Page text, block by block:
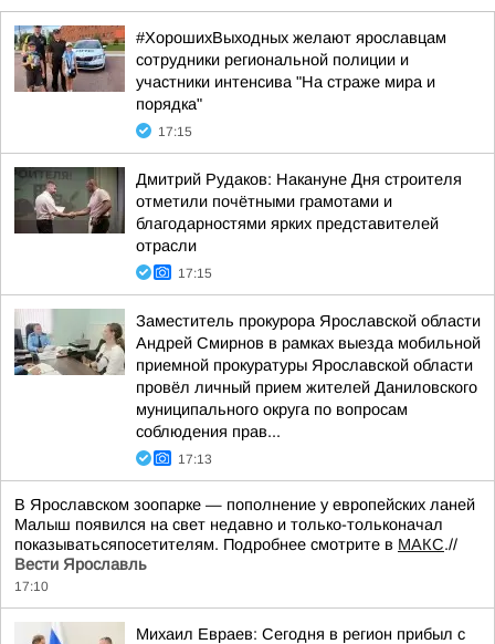
#ХорошихВыходных желают ярославцам
сотрудники региональной полиции и
участники интенсива "На страже мира и
порядка"
17:15
Дмитрий Рудаков: Накануне Дня строителя
отметили почётными грамотами и
благодарностями ярких представителей
отрасли
17:15
Заместитель прокурора Ярославской области
Андрей Смирнов в рамках выезда мобильной
приемной прокуратуры Ярославской области
провёл личный прием жителей Даниловского
муниципального округа по вопросам
соблюдения прав...
17:13
В Ярославском зоопарке — пополнение у европейских ланей
Малыш появился на свет недавно и только-тольконачал
показыватьсяпосетителям. Подробнее смотрите в МАКС.//
Вести Ярославль
17:10
Михаил Евраев: Сегодня в регион прибыл с